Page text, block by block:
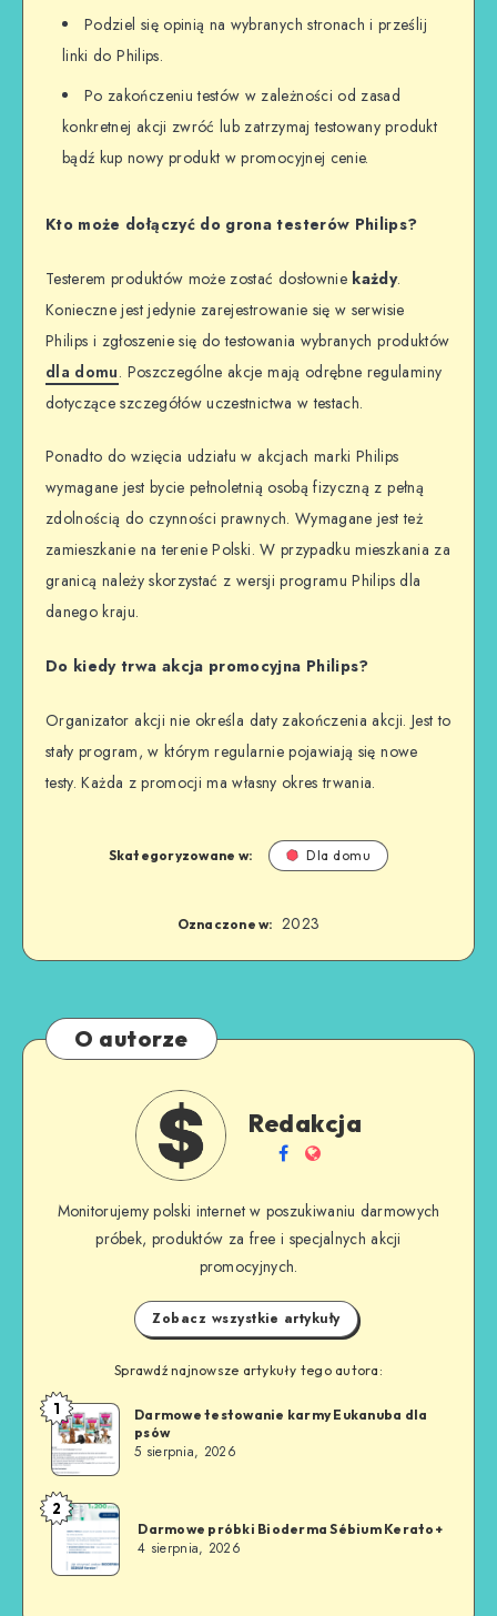
Podziel się opinią na wybranych stronach i prześlij
linki do Philips.
Po zakończeniu testów w zależności od zasad
konkretnej akcji zwróć lub zatrzymaj testowany produkt
bądź kup nowy produkt w promocyjnej cenie.
Kto może dołączyć do grona testerów Philips?
Testerem produktów może zostać dosłownie każdy.
Konieczne jest jedynie zarejestrowanie się w serwisie
Philips i zgłoszenie się do testowania wybranych produktów
dla domu. Poszczególne akcje mają odrębne regulaminy
dotyczące szczegółów uczestnictwa w testach.
Ponadto do wzięcia udziału w akcjach marki Philips
wymagane jest bycie pełnoletnią osobą fizyczną z pełną
zdolnością do czynności prawnych. Wymagane jest też
zamieszkanie na terenie Polski. W przypadku mieszkania za
granicą należy skorzystać z wersji programu Philips dla
danego kraju.
Do kiedy trwa akcja promocyjna Philips?
Organizator akcji nie określa daty zakończenia akcji. Jest to
stały program, w którym regularnie pojawiają się nowe
testy. Każda z promocji ma własny okres trwania.
Skategoryzowane w: Dla domu
Oznaczone w: 2023
O autorze
Redakcja
Monitorujemy polski internet w poszukiwaniu darmowych
próbek, produktów za free i specjalnych akcji
promocyjnych.
Zobacz wszystkie artykuły
Sprawdź najnowsze artykuły tego autora:
1
Darmowe testowanie karmy Eukanuba dla
psów
5 sierpnia, 2026
2
Darmowe próbki Bioderma Sébium Kerato+
4 sierpnia, 2026